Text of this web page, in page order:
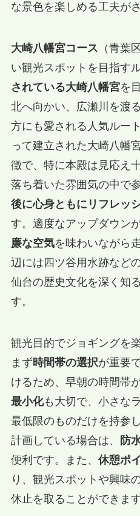
な景色を楽しめる工夫が
大崎八幡宮コース （青葉
い観光スポットを目指す
されている大崎八幡宮を
北へ向かい、広瀬川を渡
方にも愛される人気ルー
って建立された大崎八幡
徴で、特に本殿は見応え
落ち着いた雰囲気の中で
後に心身ともにリフレッ
す。適度なアップダウンが
廉な空気を味わいながら
辺には四ツ谷用水跡など
仙台の歴史文化を深く知
す。
観光目的でジョギングを
まず時間帯の選択が重要
けるため、早朝の時間帯
最小化も大切で、小さな
最低限のものだけを持参
計画している場合は、
防
便利です。また、 休憩ポ
り、観光スポットや興味
休止を取ることができます